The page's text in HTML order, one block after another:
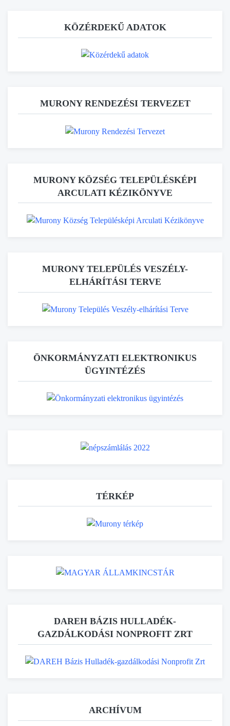
KÖZÉRDEKŰ ADATOK
MURONY RENDEZÉSI TERVEZET
MURONY KÖZSÉG TELEPÜLÉSKÉPI
ARCULATI KÉZIKÖNYVE
MURONY TELEPÜLÉS VESZÉLY-
ELHÁRÍTÁSI TERVE
ÖNKORMÁNYZATI ELEKTRONIKUS
ÜGYINTÉZÉS
TÉRKÉP
DAREH BÁZIS HULLADÉK-
GAZDÁLKODÁSI NONPROFIT ZRT
ARCHÍVUM